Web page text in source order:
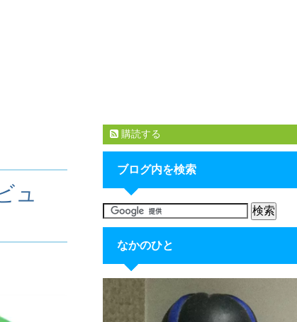
ュ
購読する
ブログ内を検索
なかのひと